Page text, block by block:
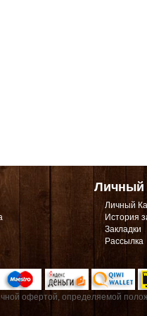
Личный
Личный
История
Закладки
Рассылка
офертой, определяемой